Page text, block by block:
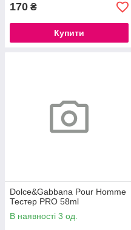
170 ₴
Купити
Dolce&Gabbana Pour Homme
Тестер PRO 58ml
В наявності 3 од.